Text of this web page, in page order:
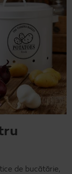
de bucătărie,